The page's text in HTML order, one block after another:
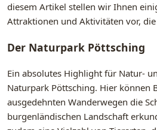
diesem Artikel stellen wir Ihnen
Attraktionen und Aktivitäten vor,
Der Naturpark Pöttsching
Ein absolutes Highlight für Natur-
Naturpark Pöttsching. Hier können
ausgedehnten Wanderwegen die
burgenländischen Landschaft